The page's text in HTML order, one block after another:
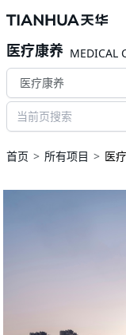
医疗康养 MEDICAL
医疗康养
首页 所有项目 医